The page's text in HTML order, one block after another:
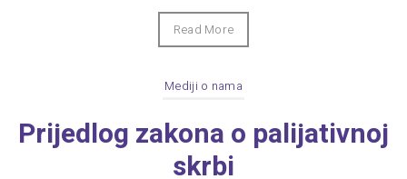
Read More
Mediji o nama
Prijedlog zakona o palijativnoj
skrbi